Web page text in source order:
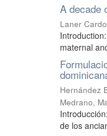
A decade
Laner
maternal
Hernández
Medrano,
de los